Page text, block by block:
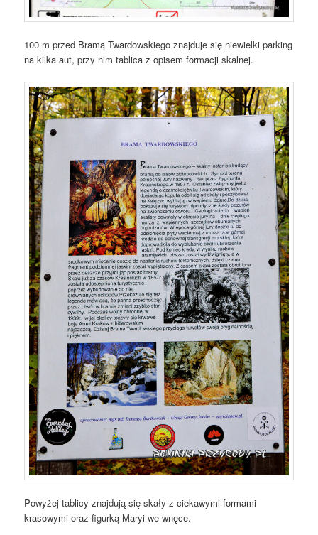
100 m przed Bramą Twardowskiego znajduje się niewielki parking
na kilka aut, przy nim tablica z opisem formacji skalnej.
Powyżej tablicy znajdują się skały z ciekawymi formami
krasowymi oraz figurką Maryi we wnęce.